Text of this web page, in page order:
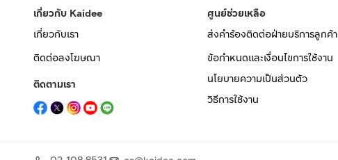
เกี่ยวกับ Kaidee
เกี่ยวกับเรา
ติดต่อลงโฆษณา
ติดตามเรา
ศูนย์ช่วยเหลือ
ส่งคำร้องติดต่อฝ่ายบริการลูกค้า
ข้อกำหนดและเงื่อนไขการใช้งาน
นโยบายความเป็นส่วนตัว
วิธีการใช้งาน